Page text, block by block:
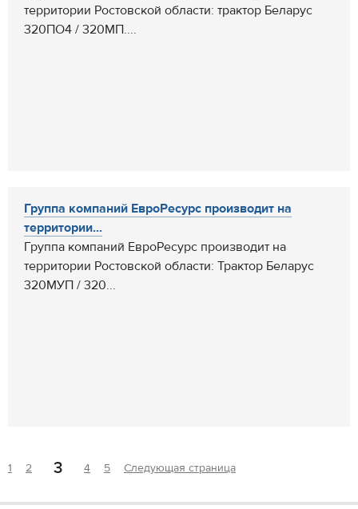
территории Ростовской области: трактор Беларус
320ПО4 / 320МП....
Группа компаний ЕвроРесурс производит на
территории...
Группа компаний ЕвроРесурс производит на
территории Ростовской области: Трактор Беларус
320МУП / 320...
1 2 3 4 5 Следующая страница